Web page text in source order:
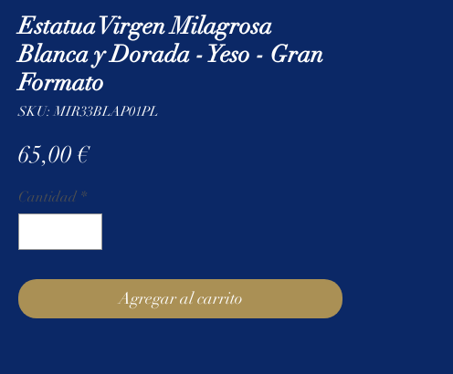
Estatua Virgen Milagrosa
Blanca y Dorada - Yeso - Gran
Formato
SKU: MIR33BLAP01PL
65,00 €Precio
Cantidad *
Agregar al carrito